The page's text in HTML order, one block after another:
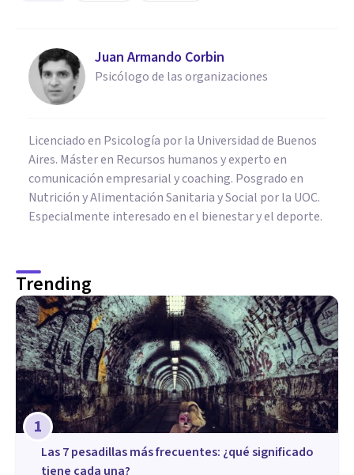
Juan Armando Corbin
Psicólogo de las organizaciones
Licenciado en Psicología por la Universidad de Buenos
Aires. Máster en Recursos humanos y experto en
comunicación empresarial y coaching. Posgrado en
Nutrición y Alimentación Sanitaria y Social por la UOC.
Especialmente interesado en el bienestar y el deporte.
Trending
1
Las 7 pesadillas más frecuentes: ¿qué significado
tiene cada una?